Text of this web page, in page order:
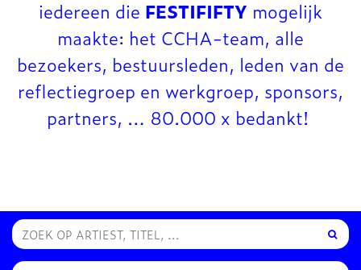
iedereen die FESTIFIFTY mogelijk
maakte: het CCHA-team, alle
bezoekers, bestuursleden, leden van de
reflectiegroep en werkgroep, sponsors,
partners, … 80.000 x bedankt!